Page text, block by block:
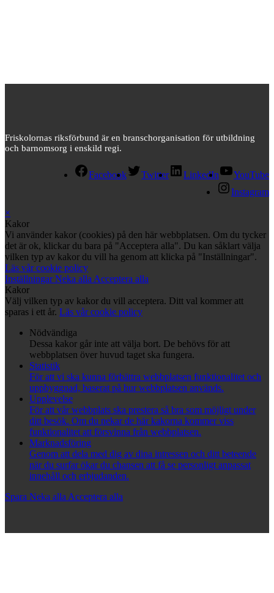
Friskolornas riksförbund är en branschorganisation för utbildning
och barnomsorg i enskild regi.
Facebook Twitter LinkedIn
YouTube
Instagram
×
Kakor
Vi använder kakor (cookies) på den här webbplatsen. Om du tycker
det är ok, klickar du bara på "Acceptera alla". Du kan såklart välja
vilken typ av kakor du vill ha genom att klicka på "Inställningar".
Läs vår cookie policy
InställningarNeka alla Acceptera alla
Kakor
Välj vilken typ av kakor du vill acceptera. Ditt val kommer att
sparas i ett år. Läs vår cookie policy
Nödvändiga
Dessa kakor går inte att välja bort. De behövs för att
webbplatsen över huvud taget ska fungera.
Statistik
För att vi ska kunna förbättra webbplatsen funktionalitet och
uppbyggnad, baserat på hur webbplatsen används.
Upplevelse
För att vår webbplats ska prestera så bra som möjligt under
ditt besök. Om du nekar de här kakorna kommer viss
funktionalitet att försvinna från webbplatsen.
Marknadsföring
Genom att dela med dig av dina intressen och ditt beteende
när du surfar ökar du chansen att få se personligt anpassat
innehåll och erbjudanden.
Spara Neka alla Acceptera alla